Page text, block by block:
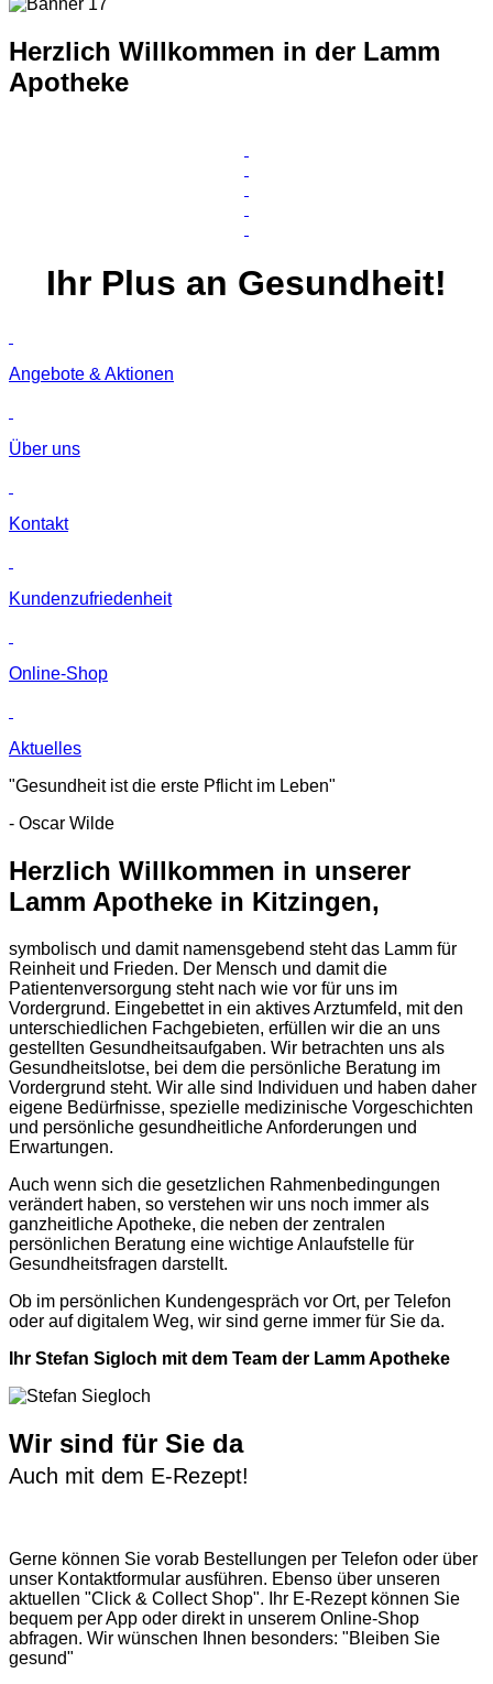
Herzlich Willkommen in der Lamm
Apotheke
Ihr Plus an Gesundheit!
Angebote & Aktionen
Über uns
Kontakt
Kunden­zufriedenheit
Online-Shop
Aktuelles
"Gesundheit ist die erste Pflicht im Leben"
- Oscar Wilde
Herzlich Willkommen in unserer
Lamm Apotheke in Kitzingen,
symbolisch und damit namensgebend steht das Lamm für
Reinheit und Frieden. Der Mensch und damit die
Patientenversorgung steht nach wie vor für uns im
Vordergrund. Eingebettet in ein aktives Arztumfeld, mit den
unterschiedlichen Fachgebieten, erfüllen wir die an uns
gestellten Gesundheitsaufgaben. Wir betrachten uns als
Gesundheitslotse, bei dem die persönliche Beratung im
Vordergrund steht. Wir alle sind Individuen und haben daher
eigene Bedürfnisse, spezielle medizinische Vorgeschichten
und persönliche gesundheitliche Anforderungen und
Erwartungen.
Auch wenn sich die gesetzlichen Rahmenbedingungen
verändert haben, so verstehen wir uns noch immer als
ganzheitliche Apotheke, die neben der zentralen
persönlichen Beratung eine wichtige Anlaufstelle für
Gesundheitsfragen darstellt.
Ob im persönlichen Kundengespräch vor Ort, per Telefon
oder auf digitalem Weg, wir sind gerne immer für Sie da.
Ihr Stefan Sigloch mit dem Team der Lamm Apotheke
Wir sind für Sie da
Auch mit dem E-Rezept!
Gerne können Sie vorab Bestellungen per Telefon oder über
unser Kontaktformular ausführen. Ebenso über unseren
aktuellen "Click & Collect Shop". Ihr E-Rezept können Sie
bequem per App oder direkt in unserem Online-Shop
abfragen. Wir wünschen Ihnen besonders: "Bleiben Sie
gesund"